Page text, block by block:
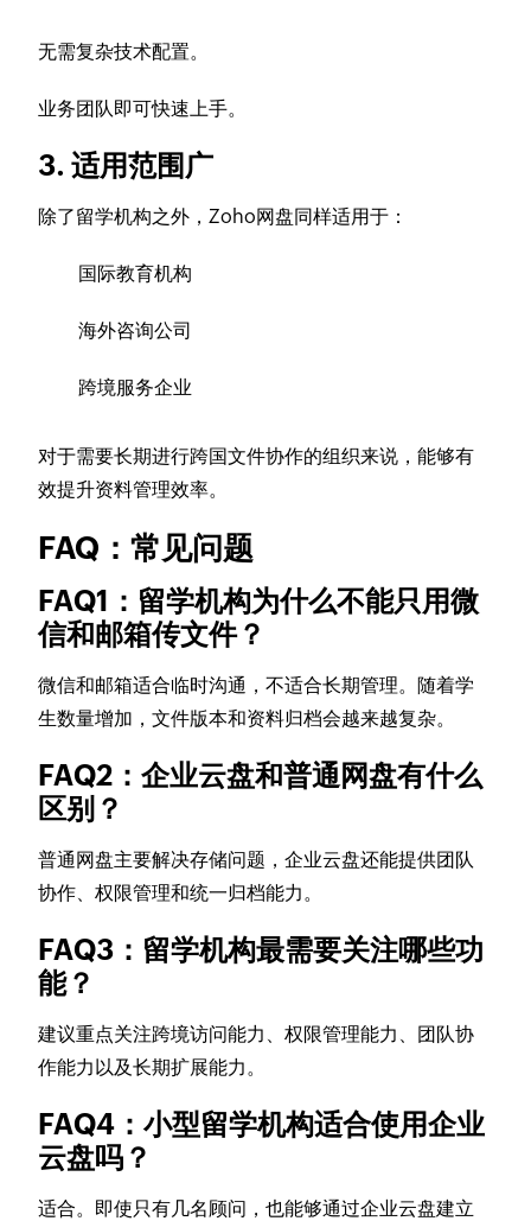
无需复杂技术配置。
业务团队即可快速上手。
3. 适用范围广
除了留学机构之外，Zoho网盘同样适用于：
国际教育机构
海外咨询公司
跨境服务企业
对于需要长期进行跨国文件协作的组织来说，能够有
效提升资料管理效率。
FAQ：常见问题
FAQ1：留学机构为什么不能只用微
信和邮箱传文件？
微信和邮箱适合临时沟通，不适合长期管理。随着学
生数量增加，文件版本和资料归档会越来越复杂。
FAQ2：企业云盘和普通网盘有什么
区别？
普通网盘主要解决存储问题，企业云盘还能提供团队
协作、权限管理和统一归档能力。
FAQ3：留学机构最需要关注哪些功
能？
建议重点关注跨境访问能力、权限管理能力、团队协
作能力以及长期扩展能力。
FAQ4：小型留学机构适合使用企业
云盘吗？
适合。即使只有几名顾问，也能够通过企业云盘建立